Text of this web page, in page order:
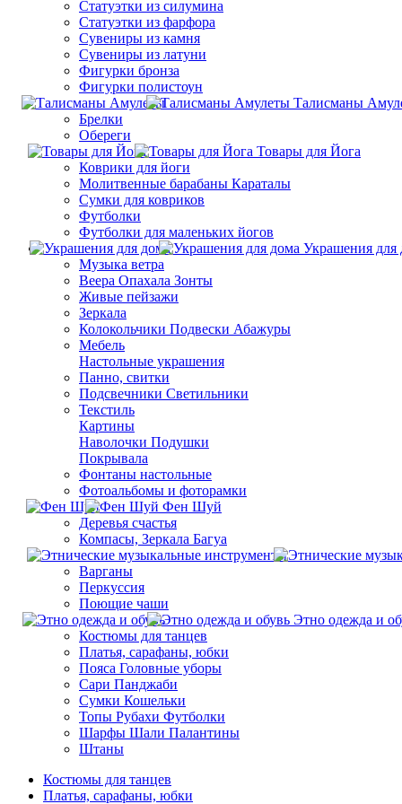
Статуэтки из силумина
Статуэтки из фарфора
Сувениры из камня
Сувениры из латуни
Фигурки бронза
Фигурки полистоун
Талисманы
Брелки
Обереги
Товары для Йога
Коврики для йоги
Молитвенные барабаны Караталы
Сумки для ковриков
Футболки
Футболки для маленьких йогов
Украшения для
Музыка ветра
Веера Опахала Зонты
Живые пейзажи
Зеркала
Колокольчики Подвески Абажуры
Мебель
Настольные украшения
Панно, свитки
Подсвечники Светильники
Текстиль
Картины
Наволочки Подушки
Покрывала
Фонтаны настольные
Фотоальбомы и фоторамки
Фен Шуй
Деревья счастья
Компасы, Зеркала Багуа
Варганы
Перкуссия
Поющие чаши
Этно одежда и
Костюмы для танцев
Платья, сарафаны, юбки
Пояса Головные уборы
Сари Панджаби
Сумки Кошельки
Топы Рубахи Футболки
Шарфы Шали Палантины
Штаны
Костюмы для танцев
Платья, сарафаны, юбки